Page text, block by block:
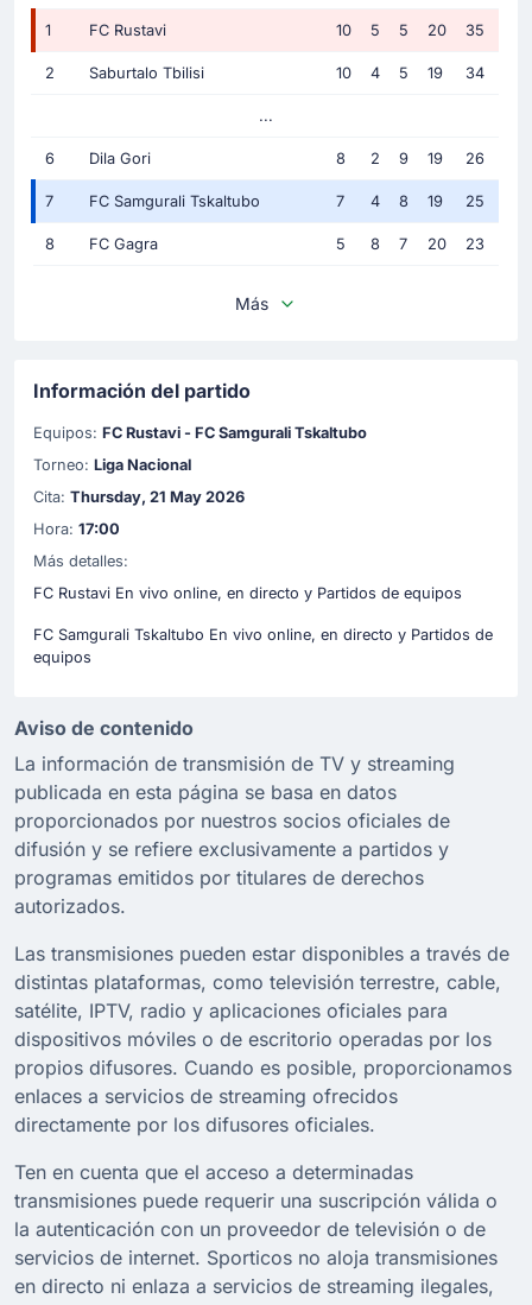
1 FC Rustavi 10 5 5 20 35
2 Saburtalo Tbilisi 10 4 5 19 34
...
6 Dila Gori 8 2 9 19 26
7 FC Samgurali Tskaltubo 7 4 8 19 25
8 FC Gagra 5 8 7 20 23
Más
Información del partido
Equipos: FC Rustavi - FC Samgurali Tskaltubo
Torneo: Liga Nacional
Cita: Thursday, 21 May 2026
Hora: 17:00
Más detalles:
FC Rustavi En vivo online, en directo y Partidos de equipos
FC Samgurali Tskaltubo En vivo online, en directo y Partidos de
equipos
Aviso de contenido
La información de transmisión de TV y streaming
publicada en esta página se basa en datos
proporcionados por nuestros socios oficiales de
difusión y se refiere exclusivamente a partidos y
programas emitidos por titulares de derechos
autorizados.
Las transmisiones pueden estar disponibles a través de
distintas plataformas, como televisión terrestre, cable,
satélite, IPTV, radio y aplicaciones oficiales para
dispositivos móviles o de escritorio operadas por los
propios difusores. Cuando es posible, proporcionamos
enlaces a servicios de streaming ofrecidos
directamente por los difusores oficiales.
Ten en cuenta que el acceso a determinadas
transmisiones puede requerir una suscripción válida o
la autenticación con un proveedor de televisión o de
servicios de internet. Sporticos no aloja transmisiones
en directo ni enlaza a servicios de streaming ilegales,